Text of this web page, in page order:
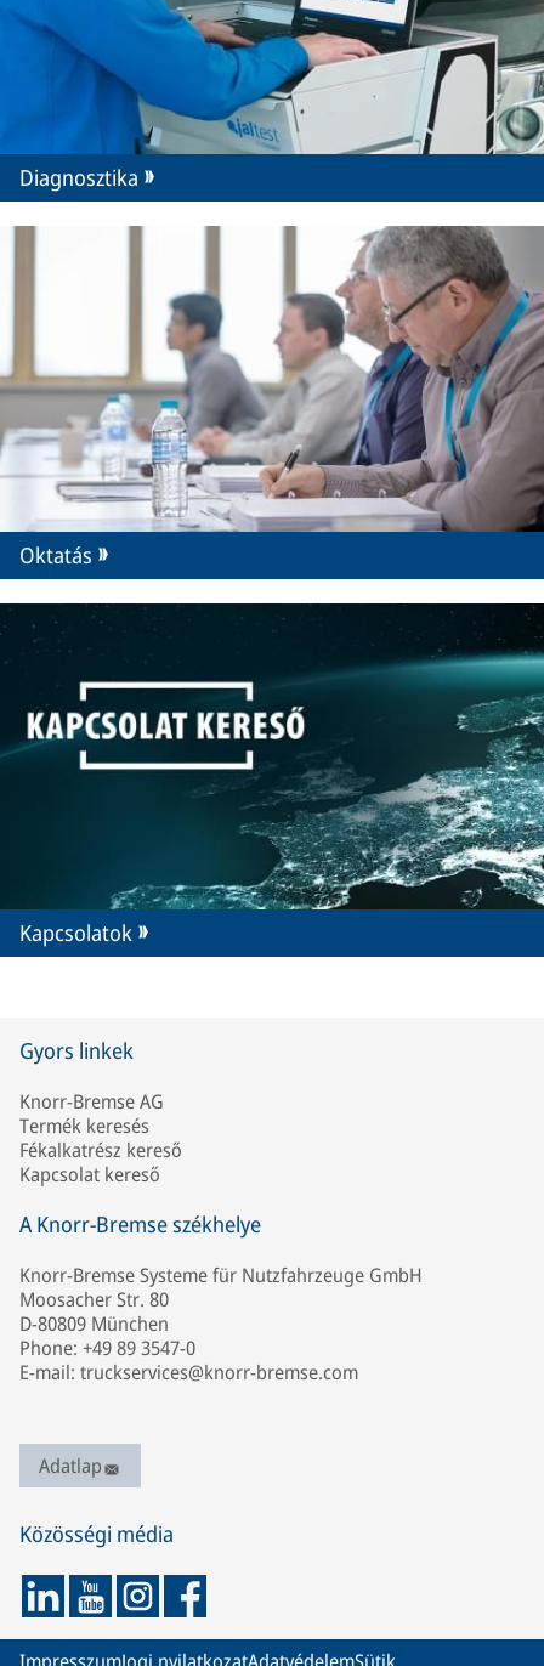
Diagnosztika
Oktatás
Kapcsolatok
Gyors linkek
Knorr-Bremse AG
Termék keresés
Fékalkatrész kereső
Kapcsolat kereső
A Knorr-Bremse székhelye
Knorr-Bremse Systeme für Nutzfahrzeuge GmbH
Moosacher Str. 80
D-80809 München
Phone: +49 89 3547-0
E-mail: truckservices@knorr-bremse.com
Adatlap
Közösségi média